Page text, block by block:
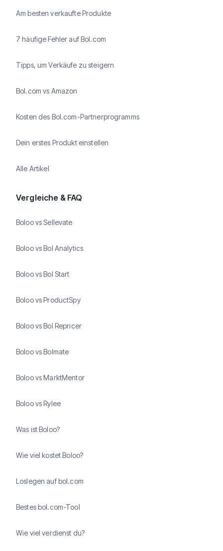
Am besten verkaufte Produkte
7 häufige Fehler auf Bol.com
Tipps, um Verkäufe zu steigern
Bol.com vs Amazon
Kosten des Bol.com-Partnerprogramms
Dein erstes Produkt einstellen
Alle Artikel
Vergleiche & FAQ
Boloo vs Sellevate
Boloo vs Bol Analytics
Boloo vs Bol Start
Boloo vs ProductSpy
Boloo vs Bol Repricer
Boloo vs Bolmate
Boloo vs MarktMentor
Boloo vs Rylee
Was ist Boloo?
Wie viel kostet Boloo?
Loslegen auf bol.com
Bestes bol.com-Tool
Wie viel verdienst du?